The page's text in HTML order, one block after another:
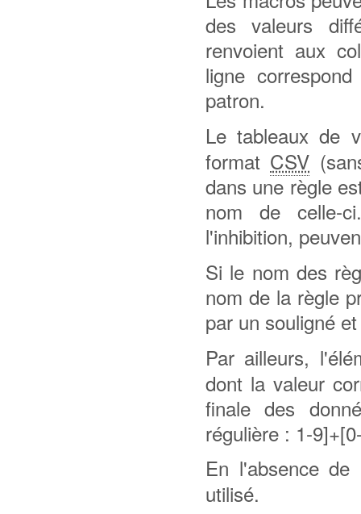
des valeurs
renvoient aux
ligne
patron.
Le tableaux de
format CSV
dans une règle
nom de celle-
l'inhibition,
Si le nom des
nom de la règle
par un souligné
Par ailleurs,
dont la valeur
finale des
régulière : 1-
En l'absence
utilisé.